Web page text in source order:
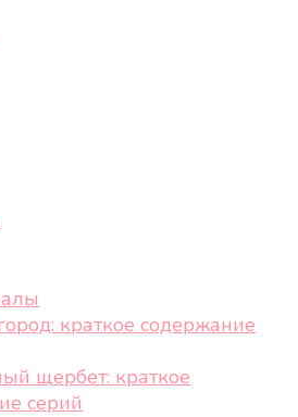
краткое содержание
щербет: краткое
серий